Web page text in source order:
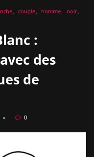
couple homme
noir
:
des
de
0